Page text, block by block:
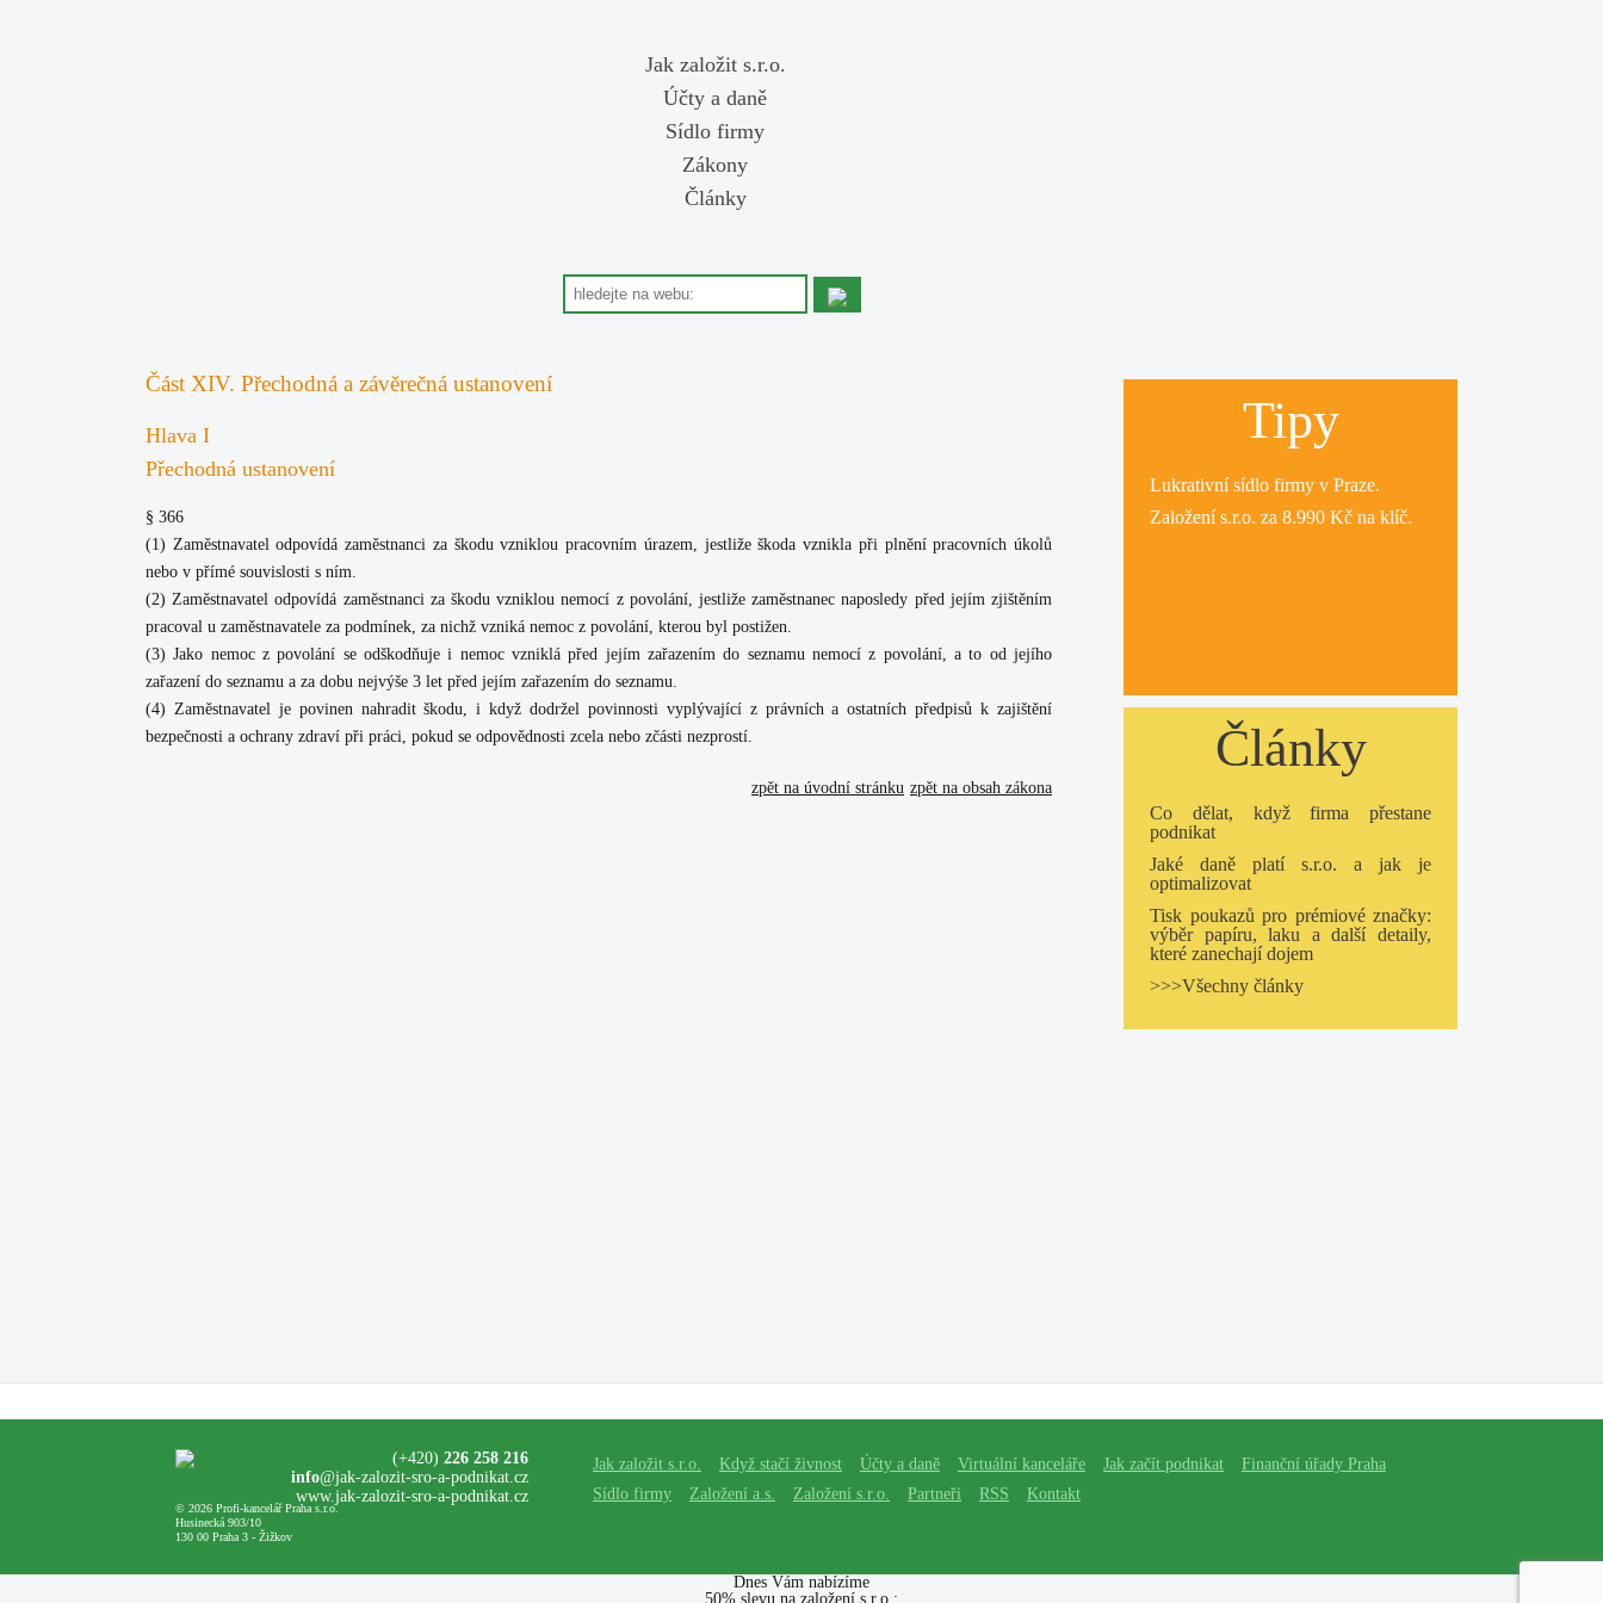
Jak založit s.r.o.
Účty a daně
Sídlo firmy
Zákony
Články
Část XIV. Přechodná a závěrečná ustanovení
Hlava I
Přechodná ustanovení
§ 366
(1) Zaměstnavatel odpovídá zaměstnanci za škodu vzniklou pracovním úrazem, jestliže škoda vznikla při plnění pracovních úkolů
nebo v přímé souvislosti s ním.
(2) Zaměstnavatel odpovídá zaměstnanci za škodu vzniklou nemocí z povolání, jestliže zaměstnanec naposledy před jejím zjištěním
pracoval u zaměstnavatele za podmínek, za nichž vzniká nemoc z povolání, kterou byl postižen.
(3) Jako nemoc z povolání se odškodňuje i nemoc vzniklá před jejím zařazením do seznamu nemocí z povolání, a to od jejího
zařazení do seznamu a za dobu nejvýše 3 let před jejím zařazením do seznamu.
(4) Zaměstnavatel je povinen nahradit škodu, i když dodržel povinnosti vyplývající z právních a ostatních předpisů k zajištění
bezpečnosti a ochrany zdraví při práci, pokud se odpovědnosti zcela nebo zčásti nezprostí.
zpět na obsah zákona
zpět na úvodní stránku
Tipy
Lukrativnísídlo firmy v Praze.
Založení s.r.o. za 8.990 Kč na klíč.
Články
Co dělat, když firma přestane
podnikat
Jaké daně platí s.r.o. a jak je
optimalizovat
Tisk poukazů pro prémiové značky:
výběr papíru, laku a další detaily,
které zanechají dojem
>>>Všechny články
© 2026 Profi-kancelář Praha s.r.o.
Husinecká 903/10
130 00 Praha 3 - Žižkov
(+420) 226 258 216
info@jak-zalozit-sro-a-podnikat.cz
www.jak-zalozit-sro-a-podnikat.cz
Jak založit s.r.o. Když stačí živnost Účty a daně Virtuální kanceláře Jak začít podnikat
Finanční úřady Praha
Sídlo firmy
Založení a.s. Založení s.r.o. Partneři RSS Kontakt
Dnes Vám nabízíme
50% slevu na založení s.r.o.: